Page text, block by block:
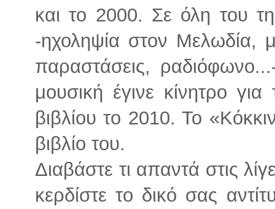
και το 2000. Σε όλη του
-ηχοληψία στον Μελωδία,
παραστάσεις,
μουσική έγινε κίνητρο
βιβλίου το 2010. Το
βιβλίο του.
Διαβάστε τι απαντά στις
κερδίστε το δικό σας